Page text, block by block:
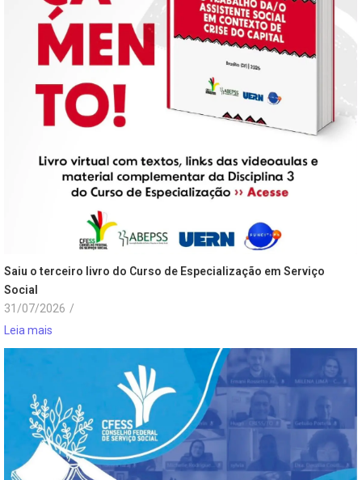
Saiu o terceiro livro do Curso de Especialização em Serviço
Social
31/07/2026 /
Leia mais